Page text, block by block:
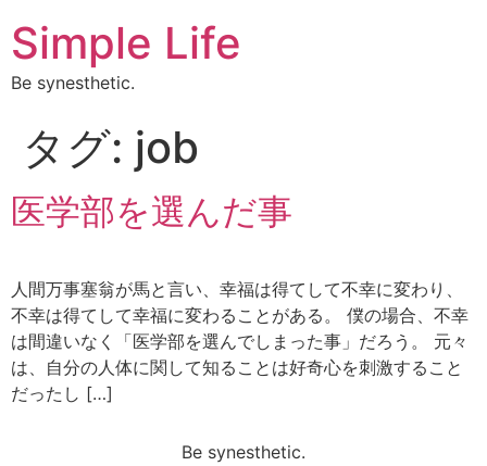
Simple Life
Be synesthetic.
タグ: job
医学部を選んだ事
人間万事塞翁が馬と言い、幸福は得てして不幸に変わり、
不幸は得てして幸福に変わることがある。 僕の場合、不幸
は間違いなく「医学部を選んでしまった事」だろう。 元々
は、自分の人体に関して知ることは好奇心を刺激すること
だったし […]
Be synesthetic.